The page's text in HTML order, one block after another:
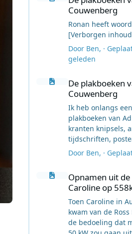
Couwenberg
Ronan heeft
[Verborgen
Door Ben, ·
geleden
De plakboeken van Ad
De plakboeken
Couwenberg
Ik heb onlangs
plakboeken van
kranten knipsels,
tijdschriften,
blaadjes, Top 50
Vandaag heb ik de
toe te gaan doen
Flickr te zetten. Dit
met kranten
[Verborgen
Het album, waar
Door Ben, ·
Opnamen uit de begindagen
Opnamen uit
Caroline op
Toen Caroline in
kwam van de
de bedoeling dat